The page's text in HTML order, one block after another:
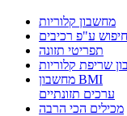
מחשבון קלוריות
חיפוש ע"פ רכיבים
תפריטי תזונה
שריפת קלוריות
מחשבון BMI
ערכים תזונתיים
מכילים הכי הרבה